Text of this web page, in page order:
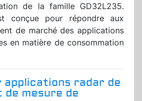
de la famille GD32L235.
conçue pour répondre aux
de marché des applications
en matière de consommation
applications radar de
mesure de